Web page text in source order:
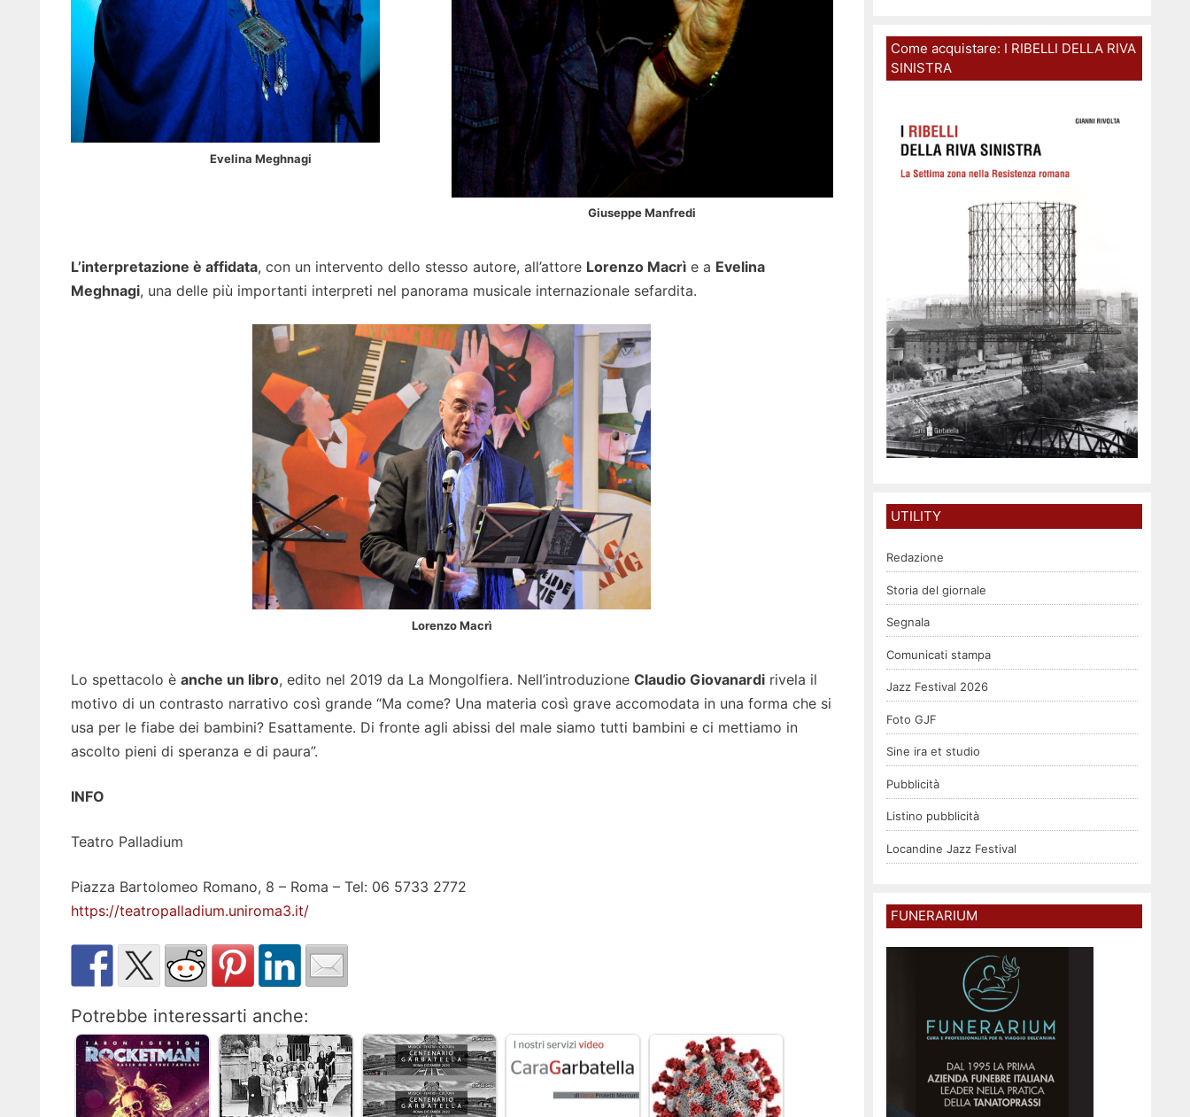
Evelina Meghnagi
Giuseppe Manfredi
L’interpretazione è affidata, con un intervento dello stesso autore, all’attore Lorenzo Macrìe a Evelina
Meghnagi, una delle più importanti interpreti nel panorama musicale internazionale sefardita.
Lorenzo Macrì
Lo spettacolo è anche un libro, edito nel 2019 da La Mongolfiera. Nell’introduzione Claudio Giovanardirivela il
motivo di un contrasto narrativo così grande “Ma come? Una materia così grave accomodata in una forma che si
usa per le fiabe dei bambini? Esattamente. Di fronte agli abissi del male siamo tutti bambini e ci mettiamo in
ascolto pieni di speranza e di paura”.
INFO
Teatro Palladium
Piazza Bartolomeo Romano, 8 – Roma – Tel: 06 5733 2772
https://teatropalladium.uniroma3.it/
Potrebbe interessarti anche:
Come acquistare: I RIBELLI DELLA RIVA
SINISTRA
UTILITY
Redazione
Storia del giornale
Segnala
Comunicati stampa
Jazz Festival 2026
Foto GJF
Sine ira et studio
Pubblicità
Listino pubblicità
Locandine Jazz Festival
FUNERARIUM